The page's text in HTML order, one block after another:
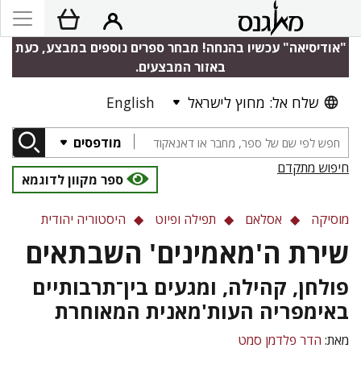
"אודיסיאה" עכשיו בהנחה! מבחר ספרים נוספים במבצע, כעת
באזור המבצעים.
שלח אל: מחוץ לישראל English
מודפסים
חיפוש מתקדם
ספר מקוון לדוגמא
מוסיקה אסלאם תפילה ופיוט היסטוריה יהודית
שירת ה'מאמינים' השבתאים
פולחן, קהילה, ומגעים בין־תרבותיים
באימפריה העות'מאנית המאוחרת
מאת: הדר פלדמן סמט